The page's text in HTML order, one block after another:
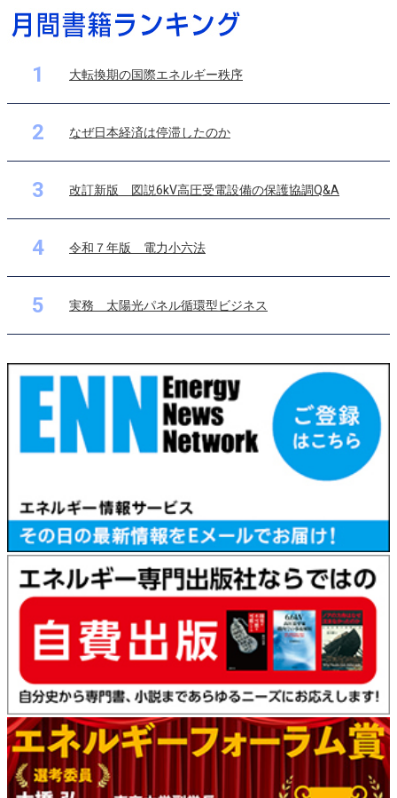
1 大転換期の国際エネルギー秩序
2 なぜ日本経済は停滞したのか
3 改訂新版 図説6kV高圧受電設備の保護協調Q&A
4 令和７年版 電力小六法
5 実務 太陽光パネル循環型ビジネス